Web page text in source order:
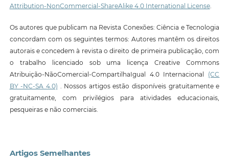
Attribution-NonCommercial-ShareAlike 4.0 International License.
Os autores que publicam na Revista Conexões: Ciência e Tecnologia
concordam com os seguintes termos: Autores mantêm os direitos
autorais e concedem à revista o direito de primeira publicação, com
o trabalho licenciado sob uma licença Creative Commons
Atribuição-NãoComercial-CompartilhaIgual 4.0 Internacional (CC
BY -NC-SA 4.0) . Nossos artigos estão disponíveis gratuitamente e
gratuitamente, com privilégios para atividades educacionais,
pesqueiras e não comerciais.
Artigos Semelhantes